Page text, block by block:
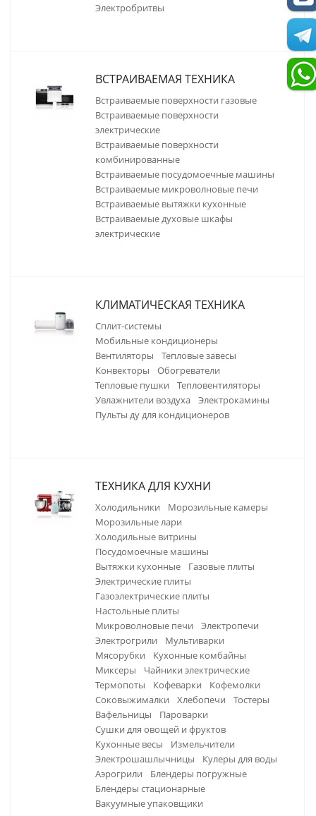
электробритвы
ВСТРАИВАЕМАЯ ТЕХНИКА
встраиваемые поверхности газовые
встраиваемые поверхности
электрические
встраиваемые поверхности
комбинированные
встраиваемые посудомоечные машины
встраиваемые микроволновые печи
встраиваемые вытяжки кухонные
встраиваемые духовые шкафы
электрические
КЛИМАТИЧЕСКАЯ ТЕХНИКА
сплит-системы
мобильные кондиционеры
вентиляторы
тепловые завесы
конвекторы
обогреватели
тепловые пушки
тепловентиляторы
увлажнители воздуха
электрокамины
пульты ду для кондиционеров
ТЕХНИКА ДЛЯ КУХНИ
холодильники
морозильные камеры
морозильные лари
холодильные витрины
посудомоечные машины
вытяжки кухонные
газовые плиты
электрические плиты
газоэлектрические плиты
настольные плиты
микроволновые печи
электропечи
электрогрили
мультиварки
мясорубки
кухонные комбайны
миксеры
чайники электрические
термопоты
кофеварки
кофемолки
соковыжималки
хлебопечи
тостеры
вафельницы
пароварки
сушки для овощей и фруктов
кухонные весы
измельчители
электрошашлычницы
кулеры для воды
аэрогрили
блендеры погружные
блендеры стационарные
вакуумные упаковщики